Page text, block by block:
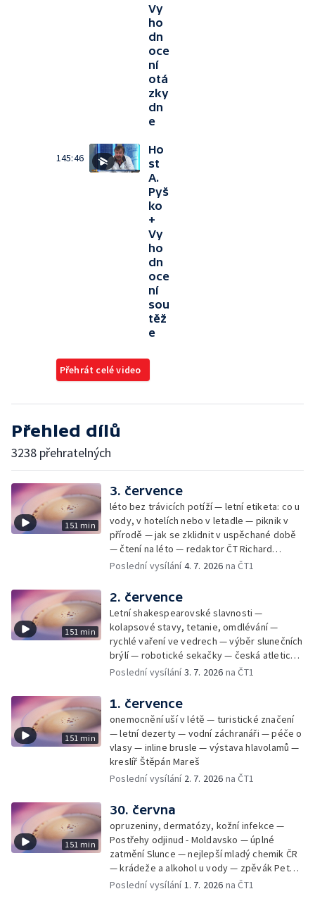
Vy
ho
dn
oce
ní
otá
zky
dn
e
145:46
Ho
st
A.
Pyš
ko
+
Vy
ho
dn
oce
ní
sou
těž
e
Přehrát celé video
Přehled dílů
3238 přehratelných
151 min
3. července
léto bez trávicích potíží — letní etiketa: co u
vody, v hotelích nebo v letadle — piknik v
přírodě — jak se zklidnit v uspěchané době
— čtení na léto — redaktor ČT Richard
Samko
Poslední vysílání4. 7. 2026 na ČT1
151 min
2. července
Letní shakespearovské slavnosti —
kolapsové stavy, tetanie, omdlévání —
rychlé vaření ve vedrech — výběr slunečních
brýlí — robotické sekačky — česká atletická
rekordmanka — psí seriál: výmarský
Poslední vysílání3. 7. 2026 na ČT1
151 min
1. července
onemocnění uší v létě — turistické značení
— letní dezerty — vodní záchranáři — péče o
vlasy — inline brusle — výstava hlavolamů —
kreslíř Štěpán Mareš
Poslední vysílání 2. 7. 2026 na ČT1
151 min
30. června
opruzeniny, dermatózy, kožní infekce —
Postřehy odjinud - Moldavsko — úplné
zatmění Slunce — nejlepší mladý chemik ČR
— krádeže a alkohol u vody — zpěvák Peter
Cmorik
Poslední vysílání1. 7. 2026 na ČT1